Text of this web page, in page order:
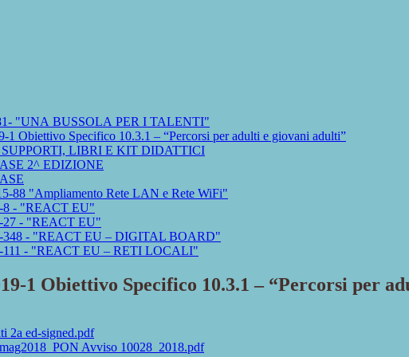
"UNA BUSSOLA PER I TALENTI"
Obiettivo Specifico 10.3.1 – “Percorsi per adulti e giovani adulti”
LIBRI E KIT DIDATTICI
2^ EDIZIONE
88 "Ampliamento Rete LAN e Rete WiFi"
8 - "REACT EU"
27 - "REACT EU"
348 - "REACT EU – DIGITAL BOARD"
111 - "REACT EU – RETI LOCALI"
1 Obiettivo Specifico 10.3.1 – “Percorsi per
2a ed-signed.pdf
Avviso 10028_2018.pdf